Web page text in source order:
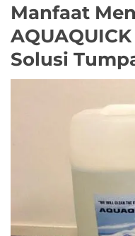
Manfaat
Solusi